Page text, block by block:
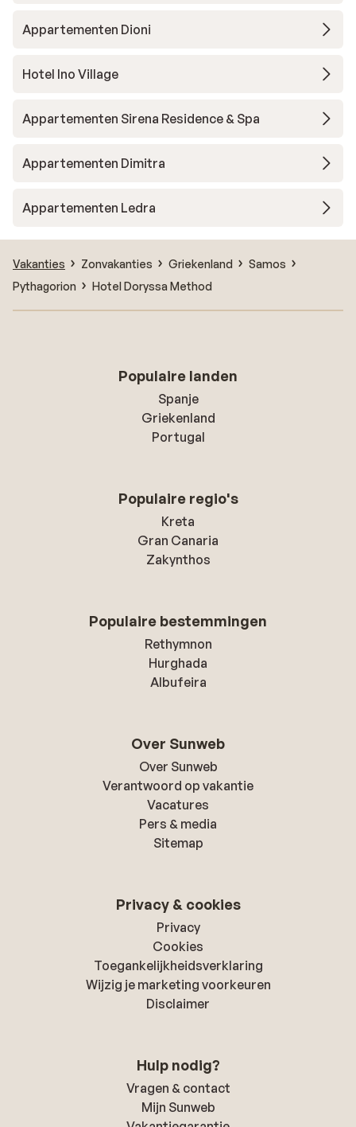
Appartementen Dioni
Hotel Ino Village
Appartementen Sirena Residence & Spa
Appartementen Dimitra
Appartementen Ledra
Vakanties Zonvakanties Griekenland
Samos
Pythagorion
Hotel Doryssa Method
Populaire landen
Spanje
Griekenland
Portugal
Populaire regio's
Kreta
Gran Canaria
Zakynthos
Populaire bestemmingen
Rethymnon
Hurghada
Albufeira
Over Sunweb
Over Sunweb
Verantwoord op vakantie
Vacatures
Pers & media
Sitemap
Privacy & cookies
Privacy
Cookies
Toegankelijkheidsverklaring
Wijzig je marketing voorkeuren
Disclaimer
Hulp nodig?
Vragen & contact
Mijn Sunweb